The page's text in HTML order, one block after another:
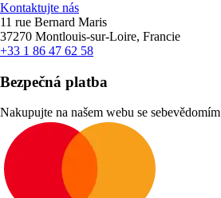
Kontaktujte nás
11 rue Bernard Maris
37270 Montlouis-sur-Loire, Francie
+33 1 86 47 62 58
Bezpečná platba
Nakupujte na našem webu se sebevědomím